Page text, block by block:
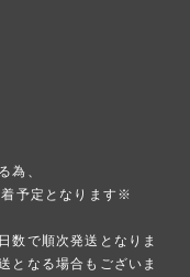
為、
予定となります※
数で順次発送となりま
となる場合もございま